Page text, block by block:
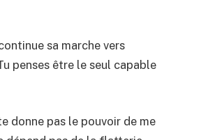
sa marche vers
penses être le seul capable
donne pas le pouvoir de me